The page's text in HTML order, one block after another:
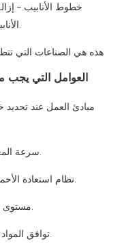
خطوط الأنابيب –
الأنابيب للنفط والغاز والطلاء للحماية من التآكل.
العوامل التي يجب
مبادئ العمل عند
سرعة المعالجة – يجب أن تتوافق مع متطلبات الإنتاج.
نظام استعادة الأحماض – يساعد على تقليل النفايات والتكاليف.
مستوى الأتمتة – يؤثر على الكفاءة وتكاليف العمالة.
توافق المواد – يجب التعامل مع درجات الفولاذ المختلفة.